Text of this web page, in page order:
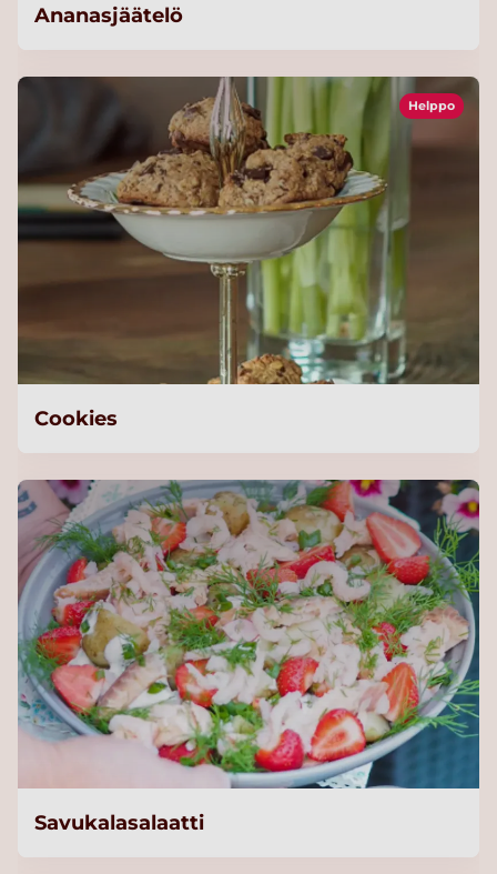
Ananasjäätelö
Helppo
Cookies
Savukalasalaatti